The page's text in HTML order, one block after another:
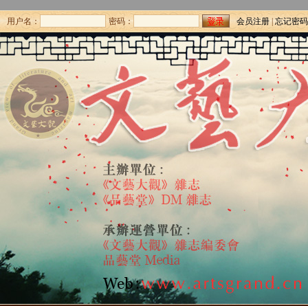
用户名： 密码： 会员注册|忘记密码